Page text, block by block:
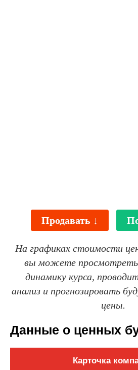
Продавать ↓
На графиках стоимости
вы можете просмотреть
динамику курса,
анализ и прогнозировать
цены.
Данные о ценных
Карточка